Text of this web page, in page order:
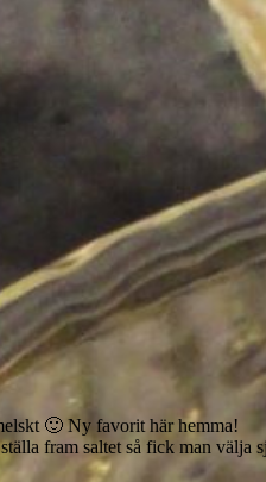
🙂 Ny favorit här hemma!
fram saltet så fick man